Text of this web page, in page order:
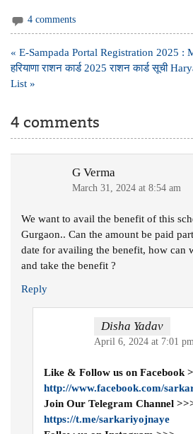
4 comments
Post
navigation
« E-Sampada Portal Registration 2025 :
हरियाणा राशन कार्ड 2025 राशन कार्ड सूची
List »
4 comments
G Verma
March 31, 2024 at 8:54 am
We want to avail the benefit of this
Gurgaon.. Can the amount be paid
date for availing the benefit, how can
and take the benefit ?
Reply
Disha Yadav
April 6, 2024 at 7:01
Like & Follow us on Facebook
http://www.facebook.com/
Join Our Telegram Channel
https://t.me/sarkariyojnaye